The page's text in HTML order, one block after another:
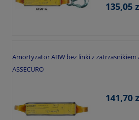
135,05
Amortyzator ABW bez linki z zatrzasnikiem
ASSECURO
141,70